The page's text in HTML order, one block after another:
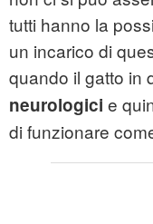
tutti hanno la
un incarico di
quando il gatto in
neurologici e
di funzionare